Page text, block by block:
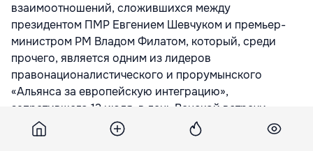
взаимоотношений, сложившихся между
президентом ПМР Евгением Шевчуком и премьер-
министром РМ Владом Филатом, который, среди
прочего, является одним из лидеров
правонационалистического и прорумынского
«Альянса за европейскую интеграцию»,
запретившего 12 июля, в день Венской встречи,
советскую символику в Молдове: «Я чрезвычайно